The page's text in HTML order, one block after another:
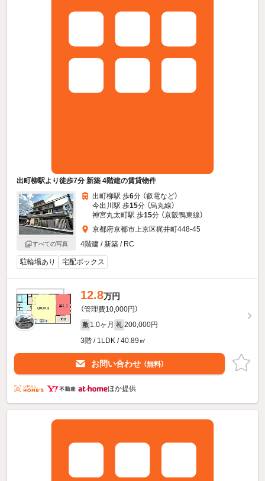
出町柳駅より徒歩7分 新築 4階建の賃貸物件
すべての写真
出町柳駅 歩6分 （叡電など）
今出川駅 歩15分 （烏丸線）
神宮丸太町駅 歩15分 （京阪鴨東線）
京都府京都市上京区梶井町448-45
4階建 / 新築 / RC
駐輪場あり 宅配ボックス
12.8万円
（管理費10,000円）
敷 1.0ヶ月 礼 200,000円
3階 / 1LDK / 40.89㎡
お問い合わせ （無料）
ほか提供